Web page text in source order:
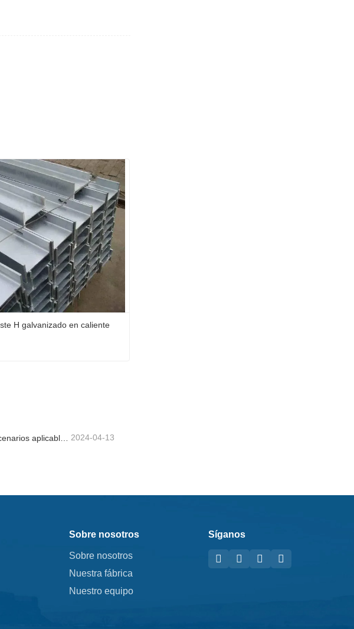
H galvanizado en caliente
Las ventajas únicas y los escenarios aplicables de la barandilla de la carretera. 2024-04-13
Sobre nosotros
Sobre nosotros
Nuestra fábrica
Nuestro equipo
Síganos